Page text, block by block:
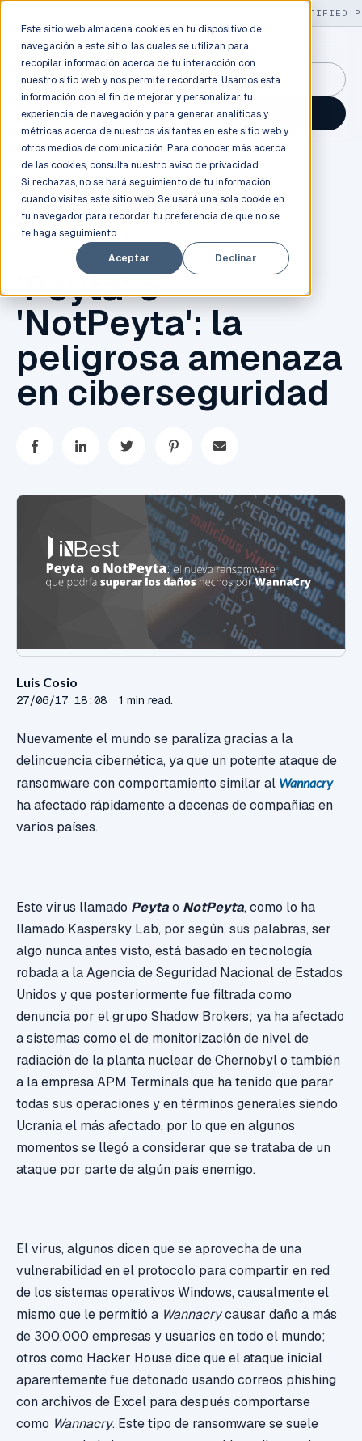
Este sitio web almacena cookies en tu dispositivo de
navegación a este sitio, las cuales se utilizan para
recopilar información acerca de tu interacción con
nuestro sitio web y nos permite recordarte. Usamos esta
información con el fin de mejorar y personalizar tu
experiencia de navegación y para generar analíticas y
métricas acerca de nuestros visitantes en este sitio web y
otros medios de comunicación. Para conocer más acerca
de las cookies, consulta nuestro aviso de privacidad.
Si rechazas, no se hará seguimiento de tu información
cuando visites este sitio web. Se usará una sola cookie en
tu navegador para recordar tu preferencia de que no se
te haga seguimiento.
Aceptar
Declinar
130+ CERTIFIED
GuidancePlex →
Talk to an engineer →
TECNOLOGÍA
'Peyta' o
'NotPeyta': la
peligrosa amenaza
en ciberseguridad
Luis Cosio
27/06/17 18:08 1 min read.
Nuevamente el mundo se paraliza gracias a la
delincuencia cibernética, ya que un potente ataque de
ransomware con comportamiento similar al Wannacry
ha afectado rápidamente a decenas de compañías en
varios países.
Este virus llamado Peytao NotPeyta, como lo ha
llamado Kaspersky Lab, por según, sus palabras, ser
algo nunca antes visto, está basado en tecnología
robada a la Agencia de Seguridad Nacional de Estados
Unidos y que posteriormente fue filtrada como
denuncia por el grupo Shadow Brokers; ya ha afectado
a sistemas como el de monitorización de nivel de
radiación de la planta nuclear de Chernobyl o también
a la empresa APM Terminals que ha tenido que parar
todas sus operaciones y en términos generales siendo
Ucrania el más afectado, por lo que en algunos
momentos se llegó a considerar que se trataba de un
ataque por parte de algún país enemigo.
El virus, algunos dicen que se aprovecha de una
vulnerabilidad en el protocolo para compartir en red
de los sistemas operativos Windows, causalmente el
mismo que le permitió a Wannacrycausar daño a más
de 300,000 empresas y usuarios en todo el mundo;
otros como Hacker House dice que el ataque inicial
aparentemente fue detonado usando correos phishing
con archivos de Excel para después comportarse
como Wannacry. Este tipo de ransomware se suele